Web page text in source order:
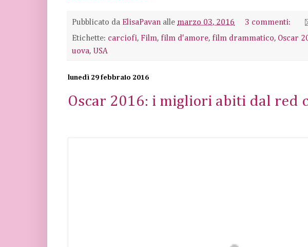
Pubblicato da ElisaPavan alle marzo 03, 2016
3 commenti:
Etichette: carciofi, Film, film d'amore, film drammatico, Oscar
uova, USA
lunedì 29 febbraio 2016
Oscar 2016: i migliori abiti dal red